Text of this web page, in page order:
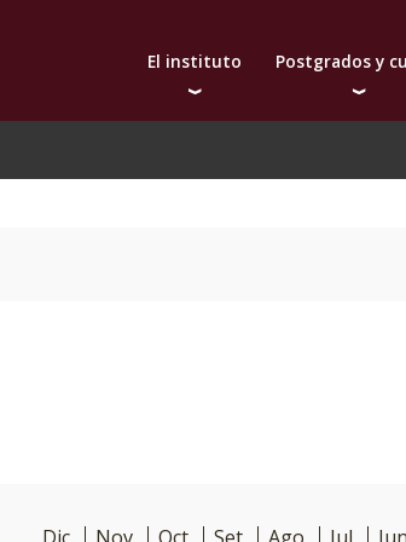
El instituto
Autoridades
Postgrados y
Doctorado